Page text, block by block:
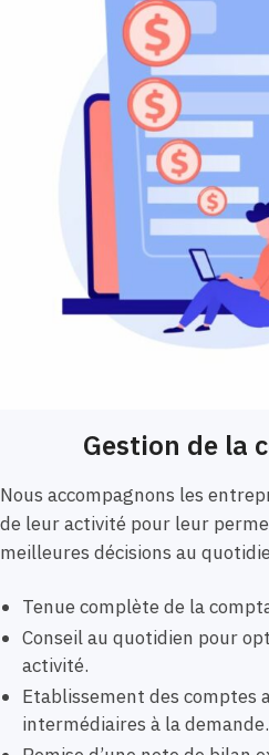
Gestion de la
Nous accompagnons les
de leur activité pour leur
meilleures décisions au
Tenue complète de la
Conseil au quotidien pour
activité.
Etablissement des comptes
intermédiaires à la demande.